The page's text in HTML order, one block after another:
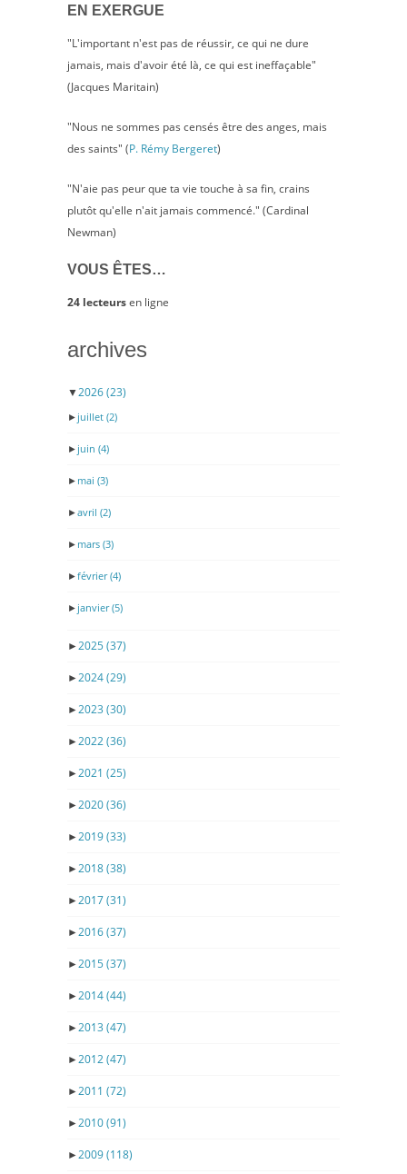
EN EXERGUE
"L'important n'est pas de réussir, ce qui ne dure
jamais, mais d'avoir été là, ce qui est ineffaçable"
(Jacques Maritain)
"Nous ne sommes pas censés être des anges, mais
des saints" (P. Rémy Bergeret)
"N'aie pas peur que ta vie touche à sa fin, crains
plutôt qu'elle n'ait jamais commencé." (Cardinal
Newman)
VOUS ÊTES…
24 lecteursen ligne
archives
▼2026(23)
► juillet (2)
► juin (4)
► mai (3)
►avril (2)
► mars (3)
►février(4)
► janvier(5)
►2025(37)
►2024(29)
►2023 (30)
►2022(36)
►2021 (25)
►2020(36)
►2019(33)
►2018(38)
►2017(31)
►2016(37)
►2015(37)
►2014(44)
►2013 (47)
►2012(47)
►2011 (72)
►2010(91)
►2009(118)